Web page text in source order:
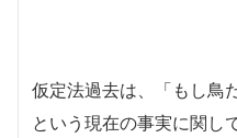
仮定法過去は、「もし鳥
という現在の事実に関し